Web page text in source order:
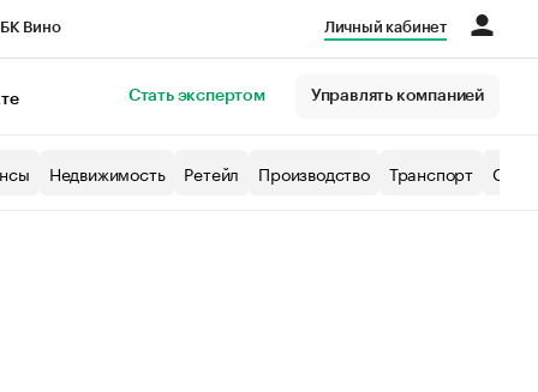
Вино Личный кабинет
Стать экспертом Управлять компанией
Недвижимость Ретейл Производство Транспорт